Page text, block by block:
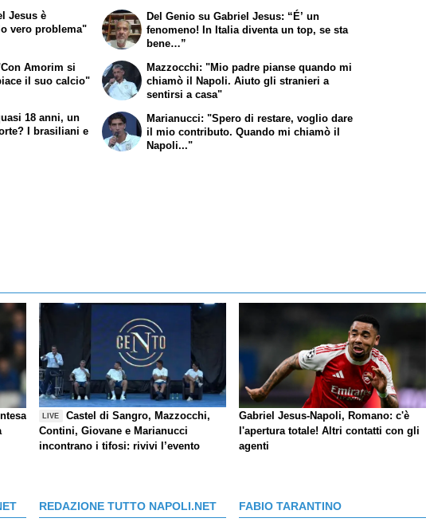
Jesus è
vero problema"
Del Genio su Gabriel Jesus: “É’ un
fenomeno! In Italia diventa un top, se sta
bene…”
Amorim si
il suo calcio"
18 anni, un
I brasiliani e
Mazzocchi: "Mio padre pianse quando mi
chiamò il Napoli. Aiuto gli stranieri a
sentirsi a casa"
Marianucci: "Spero di restare, voglio dare
il mio contributo. Quando mi chiamò il
Napoli..."
LIVE
Castel di Sangro, Mazzocchi,
Contini, Giovane e Marianucci
incontrano i tifosi: rivivi l’evento
Gabriel Jesus-Napoli, Romano: c'è
l'apertura totale! Altri contatti con gli
agenti
REDAZIONE TUTTO NAPOLI.NET FABIO TARANTINO